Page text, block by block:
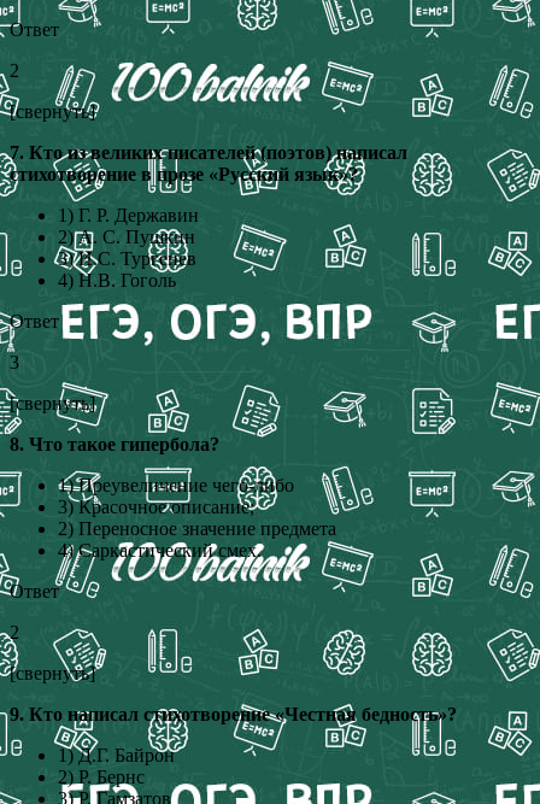
Ответ
2
[свернуть]
7. Кто из великих писателей (поэтов) написал
стихотворение в прозе «Русский язык»?
1) Г. Р. Державин
2) А. С. Пушкин
3) И.С. Тургенев
4) Н.В. Гоголь
Ответ
3
[свернуть]
8. Что такое гипербола?
1) Преувеличение чего-либо
3) Красочное описание;
2) Переносное значение предмета
4) Саркастический смех.
Ответ
2
[свернуть]
9. Кто написал стихотворение «Честная бедность»?
1) Д.Г. Байрон
2) Р. Бернс
3) Р. Гамзатов